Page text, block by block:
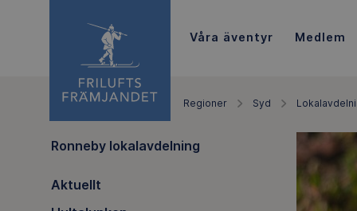
Våra äventyr Medlem
Regioner Syd
Ronneby lokalavdelning
Aktuellt